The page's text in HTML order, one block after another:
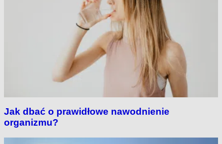
Jak dbać o prawidłowe nawodnienie
organizmu?